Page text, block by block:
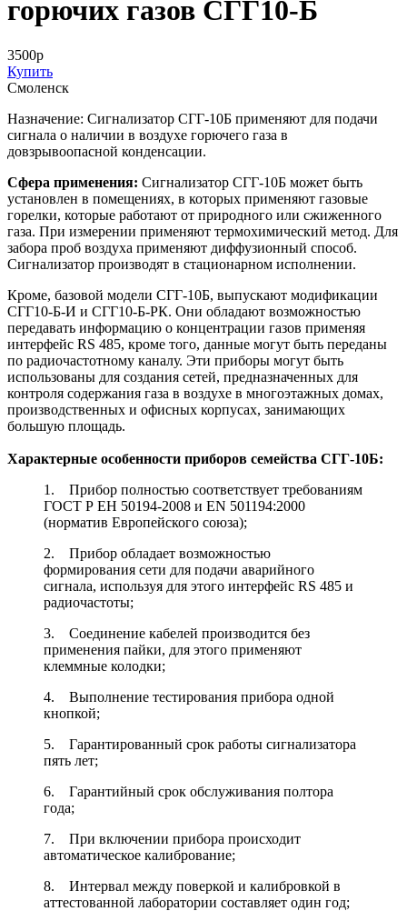
горючих газов СГГ10-Б
3500р
Купить
Смоленск
Назначение: Сигнализатор СГГ-10Б применяют для подачи
сигнала о наличии в воздухе горючего газа в
довзрывоопасной конденсации.
Сфера применения: Сигнализатор СГГ-10Б может быть
установлен в помещениях, в которых применяют газовые
горелки, которые работают от природного или сжиженного
газа. При измерении применяют термохимический метод. Для
забора проб воздуха применяют диффузионный способ.
Сигнализатор производят в стационарном исполнении.
Кроме, базовой модели СГГ-10Б, выпускают модификации
СГГ10-Б-И и СГГ10-Б-РК. Они обладают возможностью
передавать информацию о концентрации газов применяя
интерфейс RS 485, кроме того, данные могут быть переданы
по радиочастотному каналу. Эти приборы могут быть
использованы для создания сетей, предназначенных для
контроля содержания газа в воздухе в многоэтажных домах,
производственных и офисных корпусах, занимающих
большую площадь.
Характерные особенности приборов семейства СГГ-10Б:
1. Прибор полностью соответствует требованиям
ГОСТ Р ЕН 50194-2008 и EN 501194:2000
(норматив Европейского союза);
2. Прибор обладает возможностью
формирования сети для подачи аварийного
сигнала, используя для этого интерфейс RS 485 и
радиочастоты;
3. Соединение кабелей производится без
применения пайки, для этого применяют
клеммные колодки;
4. Выполнение тестирования прибора одной
кнопкой;
5. Гарантированный срок работы сигнализатора
пять лет;
6. Гарантийный срок обслуживания полтора
года;
7. При включении прибора происходит
автоматическое калибрование;
8. Интервал между поверкой и калибровкой в
аттестованной лаборатории составляет один год;